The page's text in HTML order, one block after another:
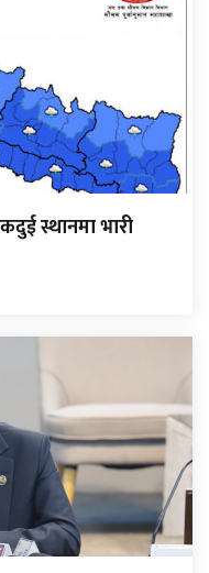
स्थानमा भारी